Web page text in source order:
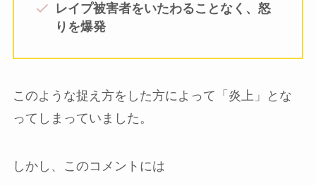
レイプ被害者をいたわることなく、怒
りを爆発
このような捉え方をした方によって「炎上」とな
ってしまっていました。
しかし、このコメントには